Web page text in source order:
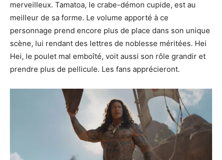
merveilleux. Tamatoa, le crabe-démon cupide, est au
meilleur de sa forme. Le volume apporté à ce
personnage prend encore plus de place dans son unique
scène, lui rendant des lettres de noblesse méritées. Hei
Hei, le poulet mal emboîté, voit aussi son rôle grandir et
prendre plus de pellicule. Les fans apprécieront.